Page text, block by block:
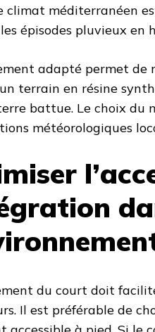
climat méditerranéen
épisodes pluvieux en
adapté permet de
terrain en résine
battue. Le choix du
météorologiques
du court doit
Il est préférable de